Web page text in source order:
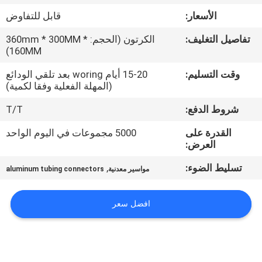
الجودة
اتصل
اطلب
اقتباس
خريطة
سياسة
الأسعار:
قابل للتفاوض
تفاصيل التغليف:
الكرتون (الحجم: 360mm * 300MM *
160MM)
وقت التسليم:
15-20 أيام woring بعد تلقي الودائع
(المهلة الفعلية وفقا لكمية)
شروط الدفع:
T/T
القدرة على
العرض:
5000 مجموعات في اليوم الواحد
تسليط الضوء: مواسير معدنية,
aluminum tubing connectors
افضل سعر